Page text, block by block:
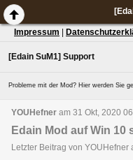
Impressum
[Edain SuM1] Support
Probleme mit der Mod? Hier werden Sie
YOUHefner am 31 Okt, 2020
Edain Mod auf Win 10
Letzter Beitrag von YOUHefner